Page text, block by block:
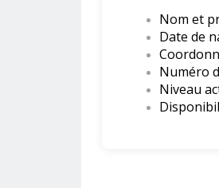
Nom et
Date de
Numéro
Niveau